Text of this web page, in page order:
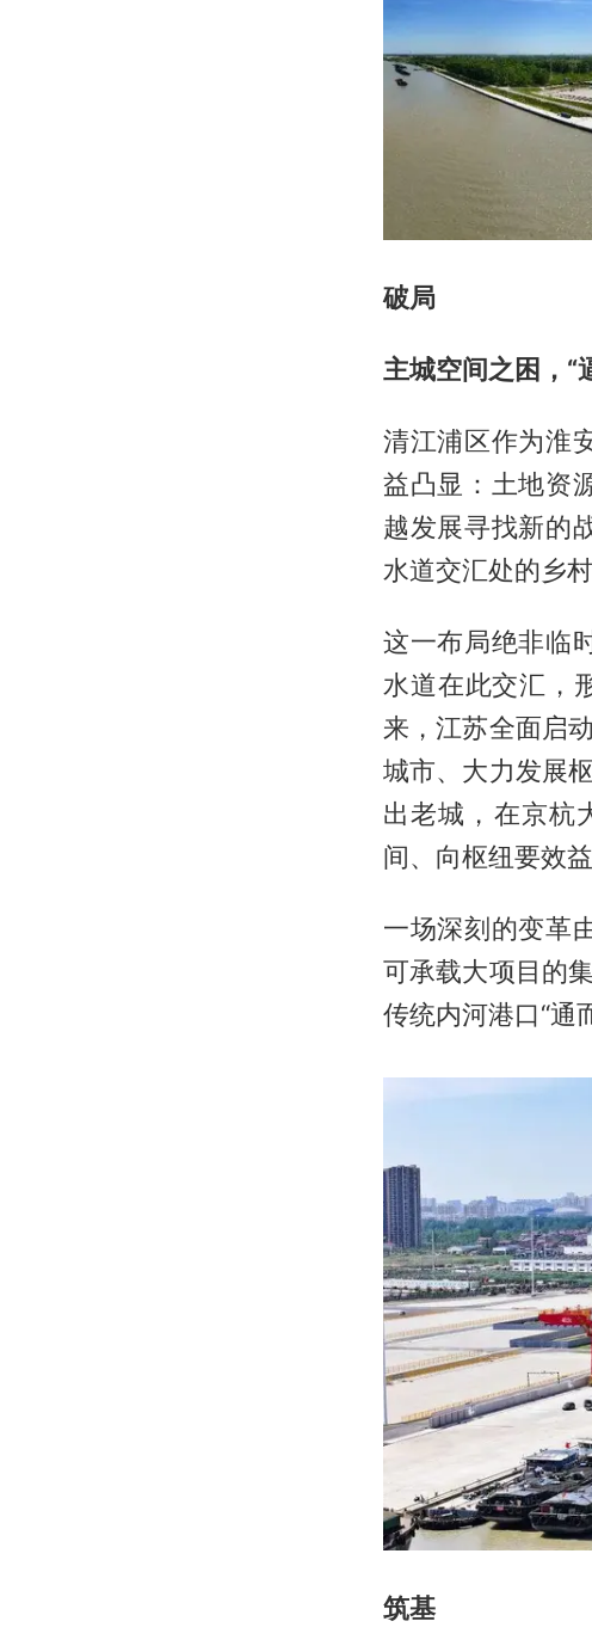
破局
主城空间之困，“
清江浦区作为淮
益凸显：土地资
越发展寻找新的
水道交汇处的乡村
这一布局绝非临
水道在此交汇，
来，江苏全面启
城市、大力发展
出老城，在京杭
间、向枢纽要效益
一场深刻的变革
可承载大项目的
传统内河港口“通
筑基